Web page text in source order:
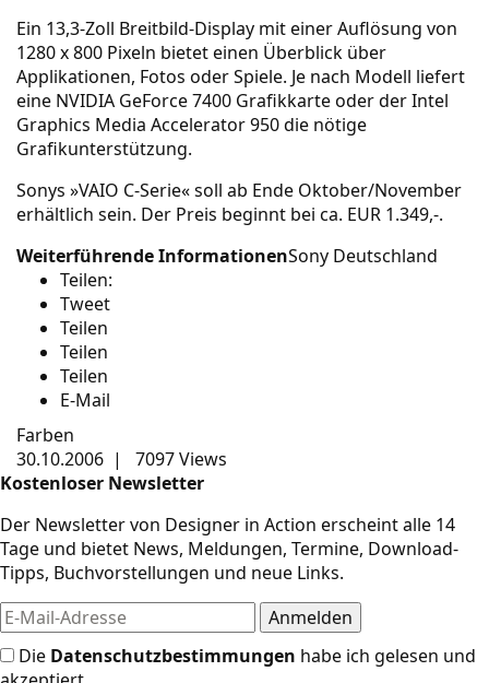
Ein 13,3-Zoll Breitbild-Display mit einer Auflösung von
1280 x 800 Pixeln bietet einen Überblick über
Applikationen, Fotos oder Spiele. Je nach Modell liefert
eine NVIDIA GeForce 7400 Grafikkarte oder der Intel
Graphics Media Accelerator 950 die nötige
Grafikunterstützung.
Sonys »VAIO C-Serie« soll ab Ende Oktober/November
erhältlich sein. Der Preis beginnt bei ca. EUR 1.349,-.
Weiterführende InformationenSony Deutschland
Teilen:
Tweet
Teilen
Teilen
Teilen
E-Mail
Farben
30.10.2006 |
7097 Views
Kostenloser Newsletter
Der Newsletter von Designer in Action erscheint alle 14
Tage und bietet News, Meldungen, Termine, Download-
Tipps, Buchvorstellungen und neue Links.
Die Datenschutzbestimmungen habe ich gelesen und